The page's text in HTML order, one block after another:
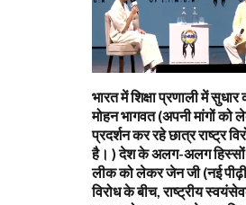
भारत में शिक्षा प्रणाली में
मोहन भागवत (अपनी मांगों को
प्रदर्शन कर रहे छात्र राष्ट्र
है। ) देश के अलग-अलग हिस्सों
लीक को लेकर जेन जी (नई
विरोध के बीच, राष्ट्रीय